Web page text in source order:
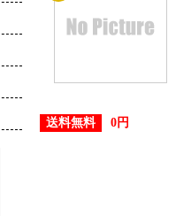
送料無料 0円